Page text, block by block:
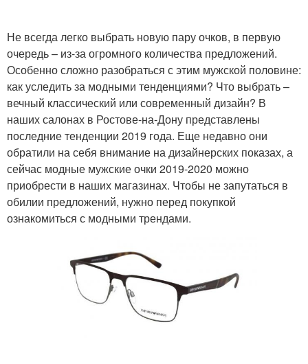
Не всегда легко выбрать новую пару очков, в первую
очередь – из-за огромного количества предложений.
Особенно сложно разобраться с этим мужской половине:
как уследить за модными тенденциями? Что выбрать –
вечный классический или современный дизайн? В
наших салонах в Ростове-на-Дону представлены
последние тенденции 2019 года. Еще недавно они
обратили на себя внимание на дизайнерских показах, а
сейчас модные мужские очки 2019-2020 можно
приобрести в наших магазинах. Чтобы не запутаться в
обилии предложений, нужно перед покупкой
ознакомиться с модными трендами.